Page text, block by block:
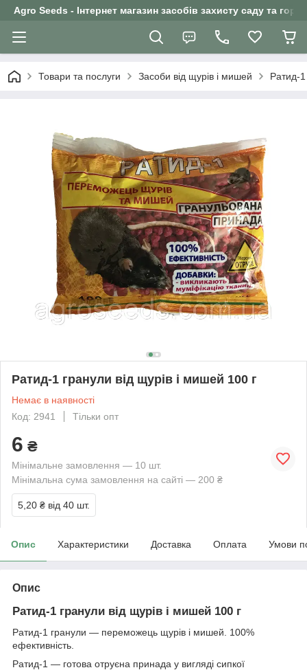
Agro Seeds - Інтернет магазин засобів захисту саду та
Товари та послуги Засоби від щурів і мишей Ратид-1
Ратид-1 гранули від щурів і мишей 100 г
Немає в наявності
Код: 2941
Тільки опт
6 ₴
Мінімальне замовлення — 10 шт.
Мінімальна сума замовлення на сайті — 200 ₴
5,20 ₴ від 40 шт.
Опис Характеристики Доставка Оплата Умови
Опис
Ратид-1 гранули від щурів і мишей 100 г
Ратид-1 гранули — переможець щурів і мишей. 100%
ефективність.
Ратид-1 — готова отруєна принада у вигляді сипкої